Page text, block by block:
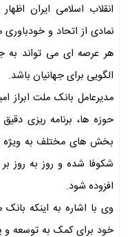
انقلاب اسلامی ایران
نمادى از اتحاد و
هر عرصه ای می تواند به
الگویی برای جهانیان باشد.
مدیرعامل بانک ملت ابراز
حوزه ها، برنامه ریزی
بخش های مختلف به ویژه
شکوفا شده و روز به روز
افزوده شود.
وی با اشاره به اینکه
خود برای کمک به توسعه و